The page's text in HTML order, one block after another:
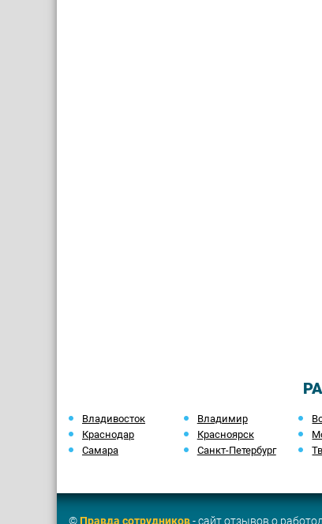
Владивосток Владимир
Краснодар
Красноярск
Самара
Санкт-Петербург
©Правда сотрудников- сайт отзывов о